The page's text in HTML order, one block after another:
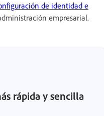
de identidad e
empresarial.
rápida y sencilla